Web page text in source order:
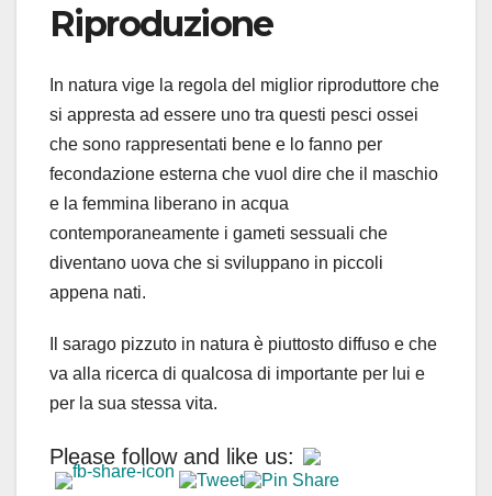
Riproduzione
In natura vige la regola del miglior riproduttore che
si appresta ad essere uno tra questi pesci ossei
che sono rappresentati bene e lo fanno per
fecondazione esterna che vuol dire che il maschio
e la femmina liberano in acqua
contemporaneamente i gameti sessuali che
diventano uova che si sviluppano in piccoli
appena nati.
Il sarago pizzuto in natura è piuttosto diffuso e che
va alla ricerca di qualcosa di importante per lui e
per la sua stessa vita.
Please follow and like us: